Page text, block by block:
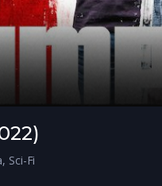
, Sci-Fi